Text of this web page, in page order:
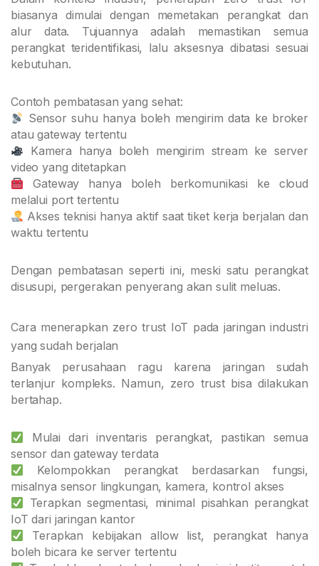
biasanya dimulai dengan memetakan perangkat dan
alur data. Tujuannya adalah memastikan semua
perangkat teridentifikasi, lalu aksesnya dibatasi sesuai
kebutuhan.
Contoh pembatasan yang sehat:
Sensor suhu hanya boleh mengirim data ke broker
atau gateway tertentu
Kamera hanya boleh mengirim stream ke server
video yang ditetapkan
Gateway hanya boleh berkomunikasi ke cloud
melalui port tertentu
Akses teknisi hanya aktif saat tiket kerja berjalan dan
waktu tertentu
Dengan pembatasan seperti ini, meski satu perangkat
disusupi, pergerakan penyerang akan sulit meluas.
Cara menerapkan zero trust IoT pada jaringan industri
yang sudah berjalan
Banyak perusahaan ragu karena jaringan sudah
terlanjur kompleks. Namun, zero trust bisa dilakukan
bertahap.
Mulai dari inventaris perangkat, pastikan semua
sensor dan gateway terdata
Kelompokkan perangkat berdasarkan fungsi,
misalnya sensor lingkungan, kamera, kontrol akses
Terapkan segmentasi, minimal pisahkan perangkat
IoT dari jaringan kantor
Terapkan kebijakan allow list, perangkat hanya
boleh bicara ke server tertentu